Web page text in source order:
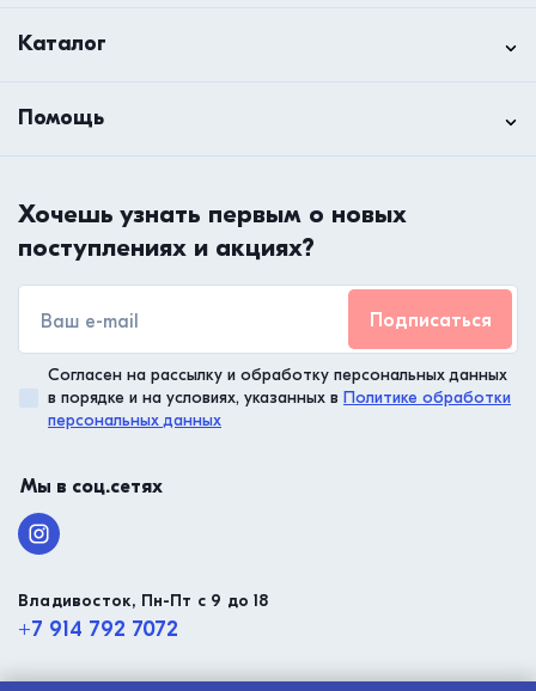
Каталог
Помощь
Хочешь узнать первым о новых
поступлениях и акциях?
Подписаться
Согласен на рассылку и обработку персональных данных
в порядке и на условиях, указанных в Политике обработки
персональных данных
Мы в соц.сетях
Владивосток, Пн-Пт с 9 до 18
+7 914 792 7072